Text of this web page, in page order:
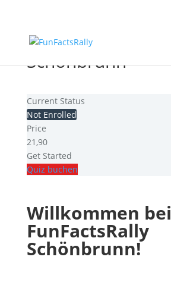
FunFactsRally
Schönbrunn
Current Status
Not Enrolled
Price
21,90
Get Started
Quiz buchen
Willkommen bei
FunFactsRally
Schönbrunn!